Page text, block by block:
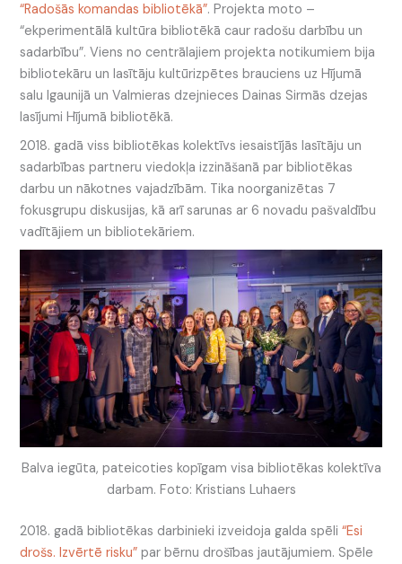
“Radošās komandas bibliotēkā”. Projekta moto –
“ekperimentālā kultūra bibliotēkā caur radošu darbību un
sadarbību”. Viens no centrālajiem projekta notikumiem bija
bibliotekāru un lasītāju kultūrizpētes brauciens uz Hījumā
salu Igaunijā un Valmieras dzejnieces Dainas Sirmās dzejas
lasījumi Hījumā bibliotēkā.
2018. gadā viss bibliotēkas kolektīvs iesaistījās lasītāju un
sadarbības partneru viedokļa izzināšanā par bibliotēkas
darbu un nākotnes vajadzībām. Tika noorganizētas 7
fokusgrupu diskusijas, kā arī sarunas ar 6 novadu pašvaldību
vadītājiem un bibliotekāriem.
Balva iegūta, pateicoties kopīgam visa bibliotēkas kolektīva
darbam. Foto: Kristians Luhaers
2018. gadā bibliotēkas darbinieki izveidoja galda spēli“Esi
drošs. Izvērtē risku” par bērnu drošības jautājumiem. Spēle